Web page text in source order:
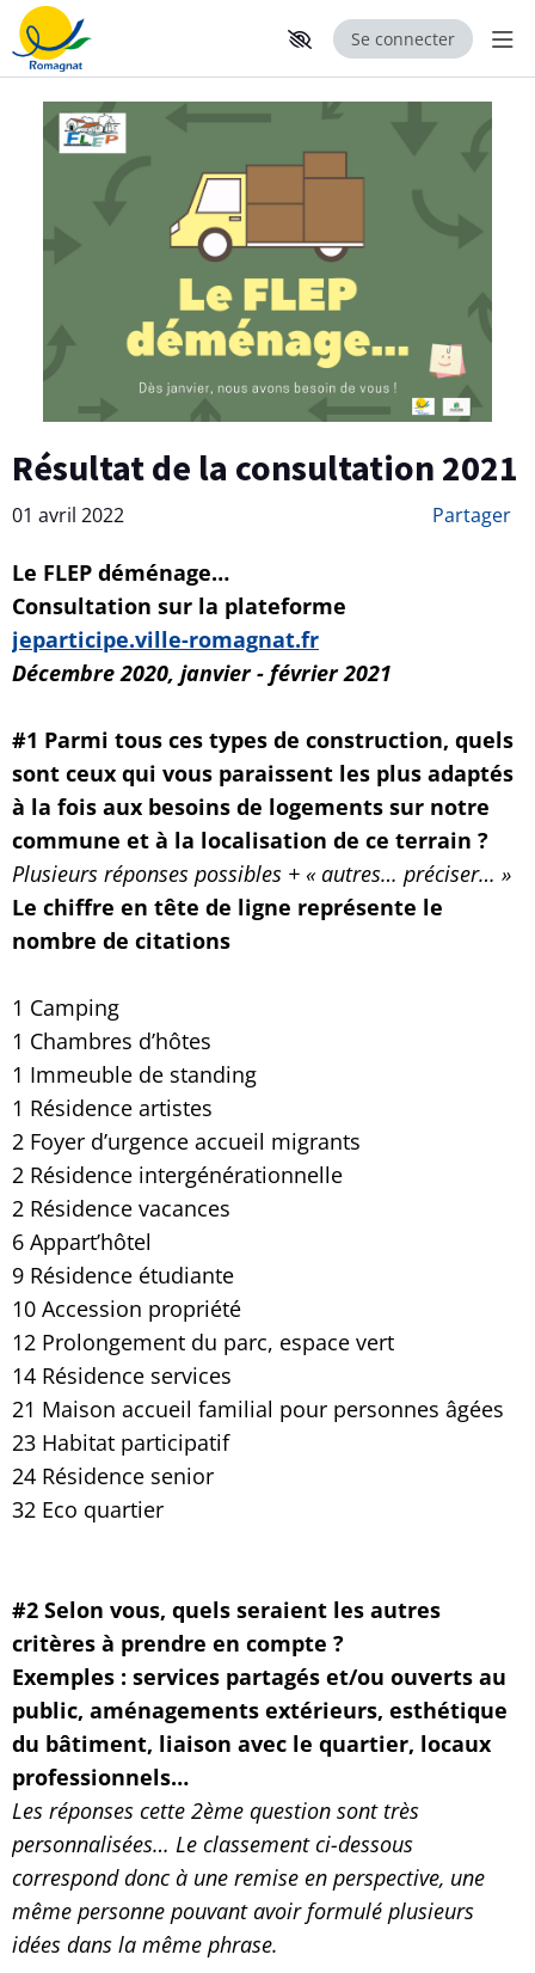
Aller au contenu principal
Paramètres d'accessibilité
Se connecter
Résultat de la consultation 2021
01 avril 2022 Partager
Le FLEP déménage…
Consultation sur la plateforme
jeparticipe.ville-romagnat.fr
Décembre 2020, janvier - février 2021
#1 Parmi tous ces types de construction, quels
sont ceux qui vous paraissent les plus adaptés
à la fois aux besoins de logements sur notre
commune et à la localisation de ce terrain ?
Plusieurs réponses possibles + « autres… préciser… »
Le chiffre en tête de ligne représente le
nombre de citations
1 Camping
1 Chambres d’hôtes
1 Immeuble de standing
1 Résidence artistes
2 Foyer d’urgence accueil migrants
2 Résidence intergénérationnelle
2 Résidence vacances
6 Appart’hôtel
9 Résidence étudiante
10 Accession propriété
12 Prolongement du parc, espace vert
14 Résidence services
21 Maison accueil familial pour personnes âgées
23 Habitat participatif
24 Résidence senior
32 Eco quartier
#2 Selon vous, quels seraient les autres
critères à prendre en compte ?
Exemples : services partagés et/ou ouverts au
public, aménagements extérieurs, esthétique
du bâtiment, liaison avec le quartier, locaux
professionnels…
Les réponses cette 2ème question sont très
personnalisées… Le classement ci-dessous
correspond donc à une remise en perspective, une
même personne pouvant avoir formulé plusieurs
idées dans la même phrase.